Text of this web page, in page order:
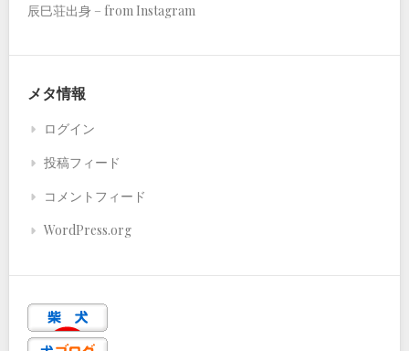
辰巳荘出身 – from Instagram
メタ情報
ログイン
投稿フィード
コメントフィード
WordPress.org